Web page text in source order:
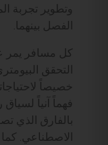
وتطوير تجربة
الفصل بينهما.
كل مسافر يمر
التحقق
خصيصاً
فهماً آنياً
بالفارق الذي
الاصطناعي.